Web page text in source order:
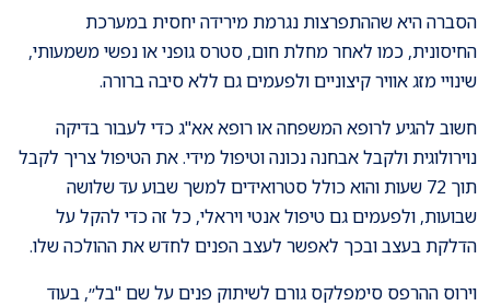
הסברה היא שההתפרצות נגרמת מירידה יחסית במערכת
החיסונית, כמו לאחר מחלת חום, סטרס גופני או נפשי משמעותי,
שינויי מזג אוויר קיצוניים ולפעמים גם ללא סיבה ברורה.
חשוב להגיע לרופא המשפחה או רופא אא"ג כדי לעבור בדיקה
נוירולוגית ולקבל אבחנה נכונה וטיפול מידי. את הטיפול צריך לקבל
תוך 72 שעות והוא כולל סטרואידים למשך שבוע עד שלושה
שבועות, ולפעמים גם טיפול אנטי ויראלי, כל זה כדי להקל על
הדלקת בעצב ובכך לאפשר לעצב הפנים לחדש את ההולכה שלו.
וירוס ההרפס סימפלקס גורם לשיתוק פנים על שם "בל״, בעוד